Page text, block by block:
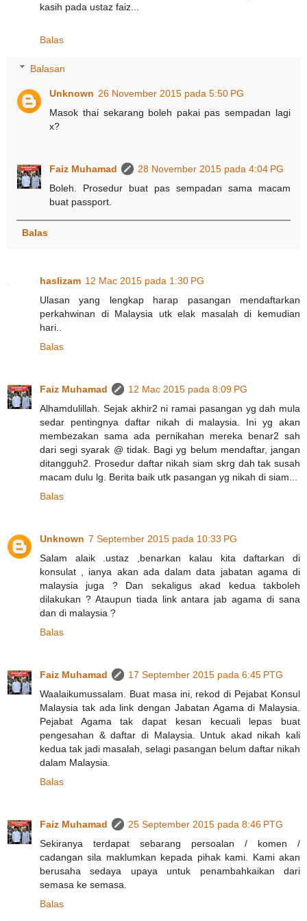
kasih pada ustaz faiz...
Balas
Balasan
Unknown 26 November 2015 pada 5:50 PG
Masok thai sekarang boleh pakai pas sempadan lagi
x?
Faiz Muhamad
28 November 2015 pada 4:04 PG
Boleh. Prosedur buat pas sempadan sama macam
buat passport.
Balas
haslizam 12 Mac 2015 pada 1:30 PG
Ulasan yang lengkap harap pasangan mendaftarkan
perkahwinan di Malaysia utk elak masalah di kemudian
hari..
Balas
Faiz Muhamad
12 Mac 2015 pada 8:09 PG
Alhamdulillah. Sejak akhir2 ni ramai pasangan yg dah mula
sedar pentingnya daftar nikah di malaysia. Ini yg akan
membezakan sama ada pernikahan mereka benar2 sah
dari segi syarak @ tidak. Bagi yg belum mendaftar, jangan
ditangguh2. Prosedur daftar nikah siam skrg dah tak susah
macam dulu lg. Berita baik utk pasangan yg nikah di siam...
Balas
Unknown 7 September 2015 pada 10:33 PG
Salam alaik .ustaz ,benarkan kalau kita daftarkan di
konsulat , ianya akan ada dalam data jabatan agama di
malaysia juga ? Dan sekaligus akad kedua takboleh
dilakukan ? Ataupun tiada link antara jab agama di sana
dan di malaysia ?
Balas
Faiz Muhamad
17 September 2015 pada 6:45 PTG
Waalaikumussalam. Buat masa ini, rekod di Pejabat Konsul
Malaysia tak ada link dengan Jabatan Agama di Malaysia.
Pejabat Agama tak dapat kesan kecuali lepas buat
pengesahan & daftar di Malaysia. Untuk akad nikah kali
kedua tak jadi masalah, selagi pasangan belum daftar nikah
dalam Malaysia.
Balas
Faiz Muhamad
25 September 2015 pada 8:46 PTG
Sekiranya terdapat sebarang persoalan / komen /
cadangan sila maklumkan kepada pihak kami. Kami akan
berusaha sedaya upaya untuk penambahkaikan dari
semasa ke semasa.
Balas